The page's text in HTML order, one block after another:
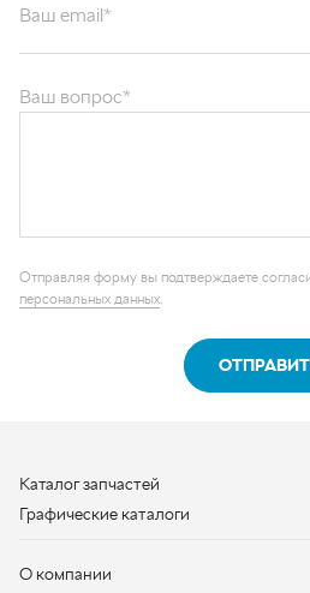
персональных данных
Каталог запчастей
Контактная информация
+7 (950) 730-92-10
uralavtozap@yandex.ru